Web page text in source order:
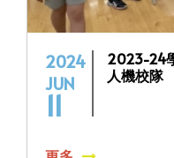
2024
JUN
11
2023-24
人機校隊